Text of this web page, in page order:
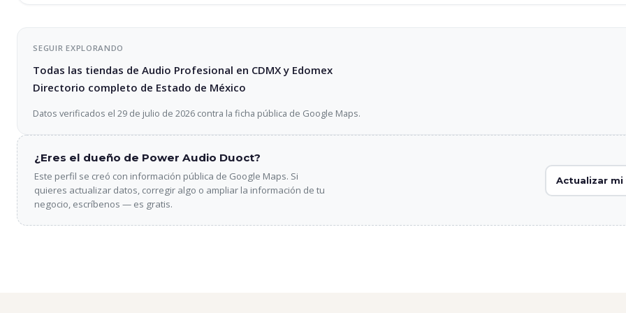
SEGUIR EXPLORANDO
Todas las tiendas de Audio Profesional en CDMX y Edomex
Directorio completo de Estado de México
Datos verificados el 29 de julio de 2026 contra la ficha pública de Google Maps.
¿Eres el dueño de Power Audio Duoct?
Este perfil se creó con información pública de Google Maps. Si
quieres actualizar datos, corregir algo o ampliar la información de tu
negocio, escríbenos — es gratis.
Actualizar mi